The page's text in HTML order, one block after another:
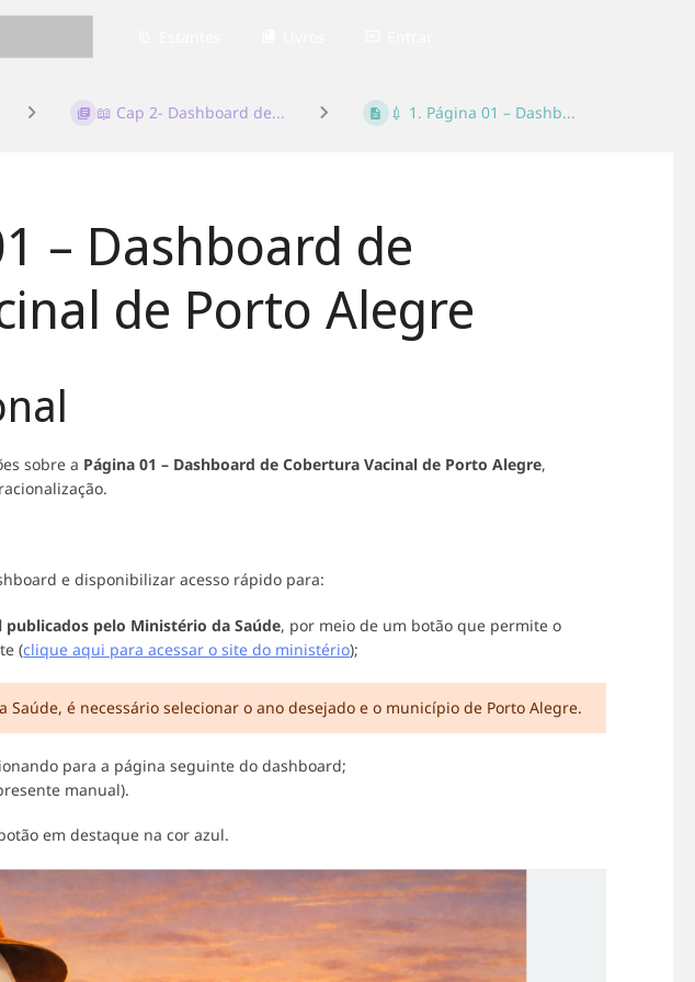
📖 Cap 2- Dashboard de... 💉 1. Página 01 – Dashb...
– Dashboard de
de Porto Alegre
sobre a Página 01 – Dashboard de Cobertura Vacinal de Porto Alegre,
e disponibilizar acesso rápido para:
pelo Ministério da Saúde, por meio de um botão que permite o
(clique aqui para acessar o site do ministério);
é necessário selecionar o ano desejado e o município de Porto Alegre.
para a página seguinte do dashboard;
manual).
em destaque na cor azul.